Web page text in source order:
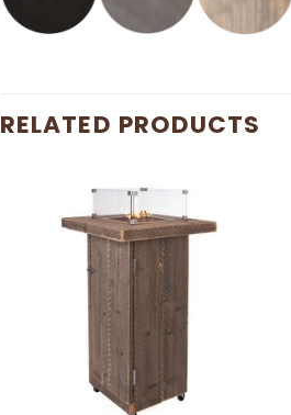
RELATED PRODUCTS